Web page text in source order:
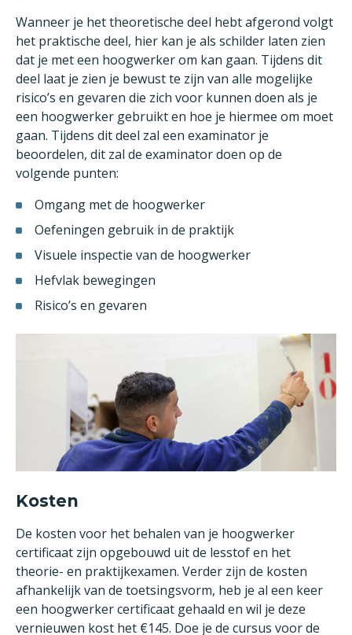
Wanneer je het theoretische deel hebt afgerond volgt
het praktische deel, hier kan je als schilder laten zien
dat je met een hoogwerker om kan gaan. Tijdens dit
deel laat je zien je bewust te zijn van alle mogelijke
risico’s en gevaren die zich voor kunnen doen als je
een hoogwerker gebruikt en hoe je hiermee om moet
gaan. Tijdens dit deel zal een examinator je
beoordelen, dit zal de examinator doen op de
volgende punten:
Omgang met de hoogwerker
Oefeningen gebruik in de praktijk
Visuele inspectie van de hoogwerker
Hefvlak bewegingen
Risico’s en gevaren
Kosten
De kosten voor het behalen van je hoogwerker
certificaat zijn opgebouwd uit de lesstof en het
theorie- en praktijkexamen. Verder zijn de kosten
afhankelijk van de toetsingsvorm, heb je al een keer
een hoogwerker certificaat gehaald en wil je deze
vernieuwen kost het €145. Doe je de cursus voor de